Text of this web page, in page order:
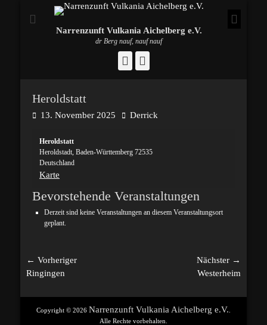
Narrenzunft Vulkania Aichelberg e.V.
dr Berg nauf, nauf nauf
Facebook
Heroldstatt
Posted13. November 2025 AutorDerrick
Heroldstatt
Heroldstadt, Baden-Württemberg 72535
Deutschland
Karte
Bevorstehende Veranstaltungen
Derzeit sind keine Veranstaltungen an diesem Veranstaltungsort
geplant.
Beitragsnavigation
← Vorheriger
Vorheriger
Ringingen
Nächster →
Westerheim
Copyright © 2026 Narrenzunft Vulkania Aichelberg e.V.
Alle Rechte vorbehalten.